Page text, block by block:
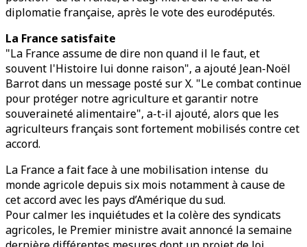
diplomatie française, après le vote des eurodéputés.
La France satisfaite
"La France assume de dire non quand il le faut, et
souvent l'Histoire lui donne raison", a ajouté Jean-Noël
Barrot dans un message posté sur X. "Le combat continue
pour protéger notre agriculture et garantir notre
souveraineté alimentaire", a-t-il ajouté, alors que les
agriculteurs français sont fortement mobilisés contre cet
accord.
La France a fait face à une mobilisation intense du
monde agricole depuis six mois notamment à cause de
cet accord avec les pays d’Amérique du sud.
Pour calmer les inquiétudes et la colère des syndicats
agricoles, le Premier ministre avait annoncé la semaine